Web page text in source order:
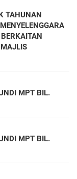
TAHUNAN
MPT BIL.
MPT BIL.